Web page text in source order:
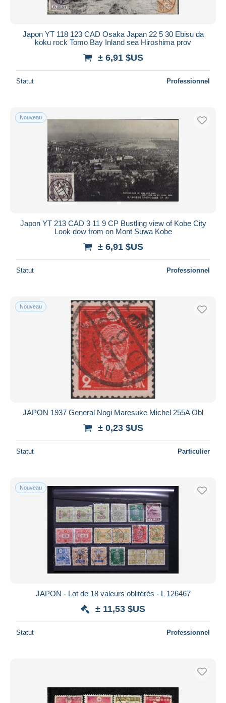
Japon YT 118 123 CAD Osaka Japan 22 5 30 Ebisu da
koku rock Tomo Bay Inland sea Hiroshima prov
± 6,91 $US
Statut Professionnel
Nouveau
Japon YT 213 CAD 3 11 9 CP Bustling view of Kobe City
Look dow from on Mont Suwa Kobe
± 6,91 $US
Statut Professionnel
Nouveau
JAPON 1937 General Nogi Maresuke Michel 255A Obl
± 0,23 $US
Statut Particulier
Nouveau
JAPON - Lot de 18 valeurs oblitérés - L 126467
± 11,53 $US
Statut Professionnel